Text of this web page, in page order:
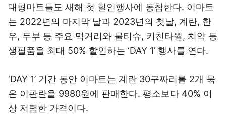
대형마트들도 새해 첫 할인행사에 동참한다. 이마트
는 2022년의 마지막 날과 2023년의 첫날, 계란, 한
우, 두부 등 주요 먹거리와 물티슈, 키친타월, 치약 등
생필품을 최대 50% 할인하는 ‘DAY 1’ 행사를 연다.
‘DAY 1’ 기간 동안 이마트는 계란 30구짜리를 2개 묶
은 이판란을 9980원에 판매한다. 평소보다 40% 이
상 저렴한 가격이다.